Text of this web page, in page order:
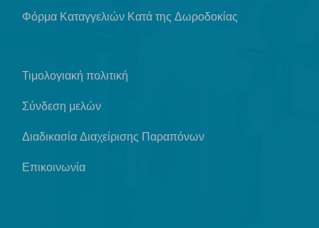
Φόρμα Καταγγελιών Κατά της Δωροδοκίας
Τιμολογιακή πολιτική
Σύνδεση μελών
Διαδικασία Διαχείρισης Παραπόνων
Επικοινωνία